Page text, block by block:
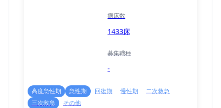
病床数
1433床
募集職種
-
高度急性期 急性期 回復期 慢性期
二次救急
三次救急
その他